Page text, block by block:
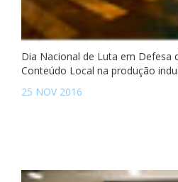
Dia Nacional de Luta em Defesa
Conteúdo Local na produção
25 NOV 2016